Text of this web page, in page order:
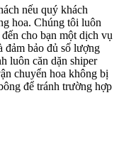
nếu quý khách
hoa. Chúng tôi luôn
cho bạn một dịch vụ
đảm bảo đủ số lượng
luôn căn dặn shiper
chuyển hoa không bị
để tránh trường hợp